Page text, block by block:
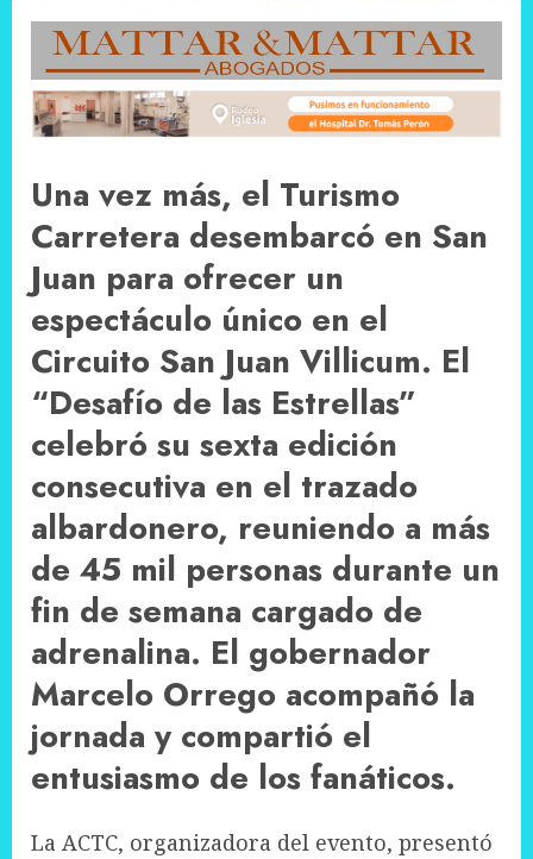
Una vez más, el Turismo
Carretera desembarcó en San
Juan para ofrecer un
espectáculo único en el
Circuito San Juan Villicum. El
“Desafío de las Estrellas”
celebró su sexta edición
consecutiva en el trazado
albardonero, reuniendo a más
de 45 mil personas durante un
fin de semana cargado de
adrenalina. El gobernador
Marcelo Orrego acompañó la
jornada y compartió el
entusiasmo de los fanáticos.
La ACTC, organizadora del evento, presentó